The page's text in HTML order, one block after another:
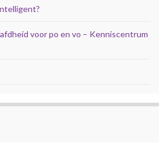
voor po en vo – Kenniscentrum